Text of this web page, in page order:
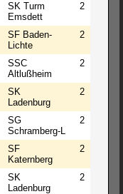
SK Turm
Emsdett
2
SF Baden-
Lichte
2
SSC
Altlußheim
2
SK
Ladenburg
2
SG
Schramberg-L
2
SF
Katernberg
2
SK
Ladenburg
2